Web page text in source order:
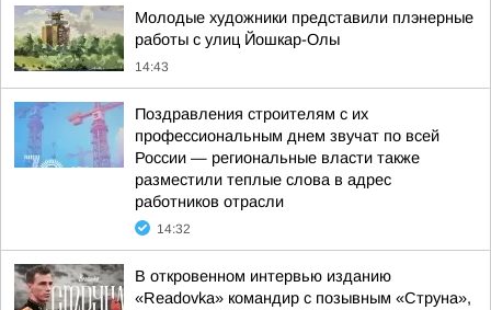
Молодые художники представили плэнерные
работы с улиц Йошкар-Олы
14:43
Поздравления строителям с их
профессиональным днем звучат по всей
России — региональные власти также
разместили теплые слова в адрес
работников отрасли
14:32
В откровенном интервью изданию
«Readovka» командир с позывным «Струна»,